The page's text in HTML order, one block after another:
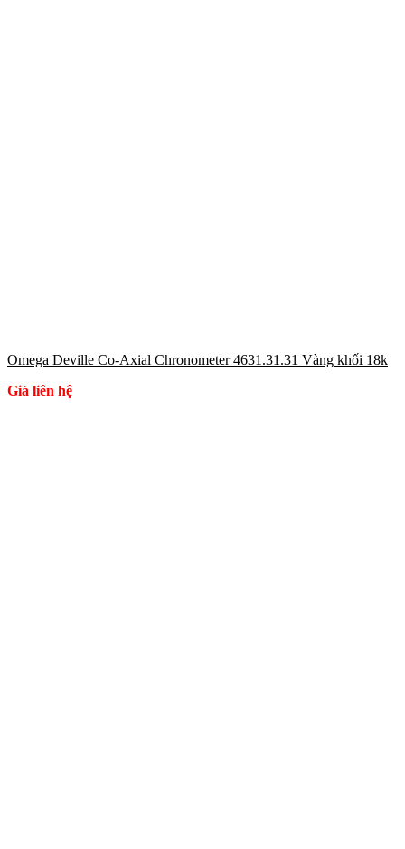
Omega Deville Co-Axial Chronometer 4631.31.31 Vàng khối 18k
Giá liên hệ